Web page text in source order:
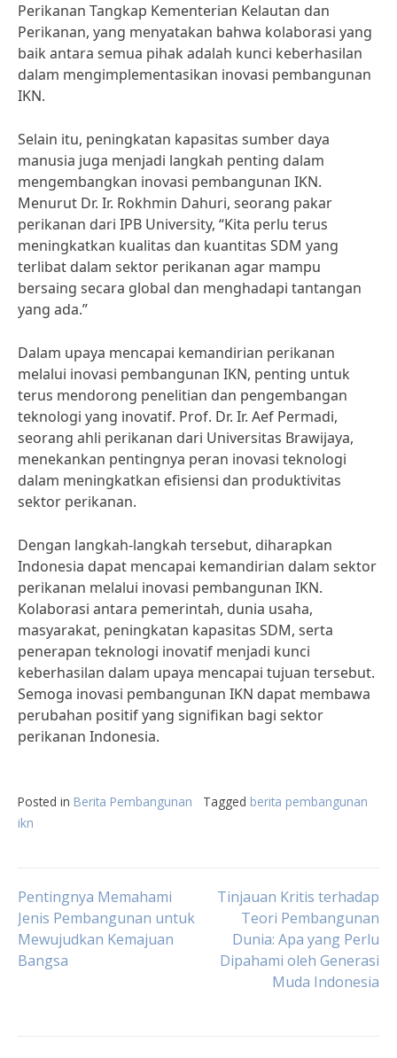
Perikanan Tangkap Kementerian Kelautan dan
Perikanan, yang menyatakan bahwa kolaborasi yang
baik antara semua pihak adalah kunci keberhasilan
dalam mengimplementasikan inovasi pembangunan
IKN.
Selain itu, peningkatan kapasitas sumber daya
manusia juga menjadi langkah penting dalam
mengembangkan inovasi pembangunan IKN.
Menurut Dr. Ir. Rokhmin Dahuri, seorang pakar
perikanan dari IPB University, “Kita perlu terus
meningkatkan kualitas dan kuantitas SDM yang
terlibat dalam sektor perikanan agar mampu
bersaing secara global dan menghadapi tantangan
yang ada.”
Dalam upaya mencapai kemandirian perikanan
melalui inovasi pembangunan IKN, penting untuk
terus mendorong penelitian dan pengembangan
teknologi yang inovatif. Prof. Dr. Ir. Aef Permadi,
seorang ahli perikanan dari Universitas Brawijaya,
menekankan pentingnya peran inovasi teknologi
dalam meningkatkan efisiensi dan produktivitas
sektor perikanan.
Dengan langkah-langkah tersebut, diharapkan
Indonesia dapat mencapai kemandirian dalam sektor
perikanan melalui inovasi pembangunan IKN.
Kolaborasi antara pemerintah, dunia usaha,
masyarakat, peningkatan kapasitas SDM, serta
penerapan teknologi inovatif menjadi kunci
keberhasilan dalam upaya mencapai tujuan tersebut.
Semoga inovasi pembangunan IKN dapat membawa
perubahan positif yang signifikan bagi sektor
perikanan Indonesia.
Posted in Berita Pembangunan Tagged berita pembangunan
ikn
Post
navigation
Pentingnya Memahami
Jenis Pembangunan untuk
Mewujudkan Kemajuan
Bangsa
Tinjauan Kritis terhadap
Teori Pembangunan
Dunia: Apa yang Perlu
Dipahami oleh Generasi
Muda Indonesia